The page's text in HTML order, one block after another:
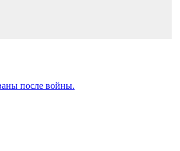
после войны.